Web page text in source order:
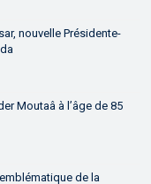
nouvelle Présidente-
Moutaâ à l’âge de 85
de la